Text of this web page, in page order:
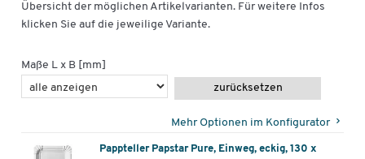
Übersicht der möglichen Artikelvarianten. Für weitere Infos
klicken Sie auf die jeweilige Variante.
Maße L x B [mm]
zurücksetzen
Mehr Optionen im Konfigurator
Pappteller Papstar Pure, Einweg, eckig, 130 x